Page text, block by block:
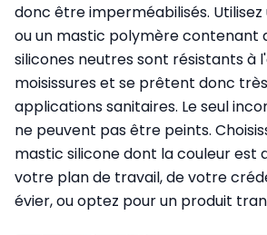
donc être imperméabilisés.
ou un mastic polymère contenant
silicones neutres sont résistants à
moisissures et se prêtent donc
applications sanitaires. Le seul
ne peuvent pas être peints.
mastic silicone dont la couleur est
votre plan de travail, de votre
évier, ou optez pour un produit